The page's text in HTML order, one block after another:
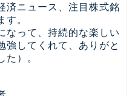
済ニュース、注目株式銘
す。
なって、持続的な楽しい
強してくれて、ありがと
た）。